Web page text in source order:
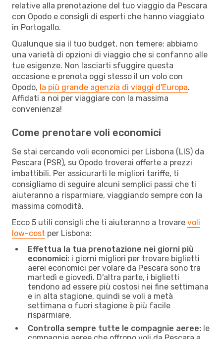
relative alla prenotazione del tuo viaggio da Pescara
con Opodo e consigli di esperti che hanno viaggiato
in Portogallo.
Qualunque sia il tuo budget, non temere: abbiamo
una varietà di opzioni di viaggio che si confanno alle
tue esigenze. Non lasciarti sfuggire questa
occasione e prenota oggi stesso il un volo con
Opodo, la più grande agenzia di viaggi d'Europa.
Affidati a noi per viaggiare con la massima
convenienza!
Come prenotare voli economici
Se stai cercando voli economici per Lisbona (LIS) da
Pescara (PSR), su Opodo troverai offerte a prezzi
imbattibili. Per assicurarti le migliori tariffe, ti
consigliamo di seguire alcuni semplici passi che ti
aiuteranno a risparmiare, viaggiando sempre con la
massima comodità.
Ecco 5 utili consigli che ti aiuteranno a trovare voli
low-cost per Lisbona:
Effettua la tua prenotazione nei giorni più
economici: i giorni migliori per trovare biglietti
aerei economici per volare da Pescara sono tra
martedì e giovedì. D'altra parte, i biglietti
tendono ad essere più costosi nei fine settimana
e in alta stagione, quindi se voli a metà
settimana o fuori stagione è più facile
risparmiare.
Controlla sempre tutte le compagnie aeree: le